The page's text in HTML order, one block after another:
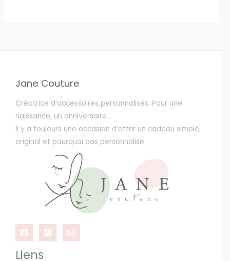
Jane Couture
Créatrice d’accessoires personnalisés. Pour une
naissance, un anniversaire…
Il y a toujours une occasion d’offrir un cadeau simple,
original et pourquoi pas personnalisé.
Liens